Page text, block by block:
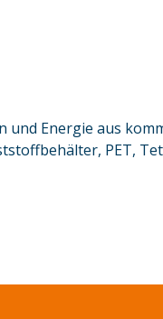
und Energie aus
PET,